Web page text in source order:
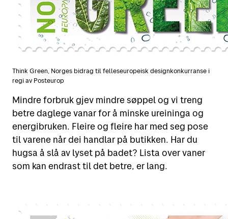
Think Green, Norges bidrag til felleseuropeisk designkonkurranse i
regi av Posteurop
Mindre forbruk gjev mindre søppel og vi treng
betre daglege vanar for å minske ureininga og
energibruken. Fleire og fleire har med seg pose
til varene når dei handlar på butikken. Har du
hugsa å slå av lyset på badet? Lista over vaner
som kan endrast til det betre, er lang.